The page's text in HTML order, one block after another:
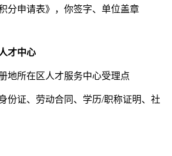
分申请表》，你签字、单位盖章
才中心
地所在区人才服务中心受理点
份证、劳动合同、学历/职称证明、社